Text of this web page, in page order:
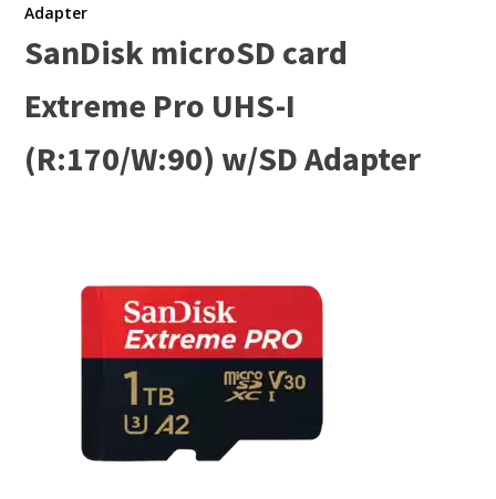
Adapter
SanDisk microSD card
Extreme Pro UHS-I
(R:170/W:90) w/SD Adapter